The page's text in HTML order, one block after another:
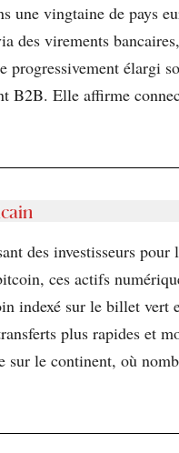
vingtaine de pays
des virements
élargi
B2B. Elle affirme
des investisseurs
ces actifs
sur le billet vert
plus rapides et
le continent, où